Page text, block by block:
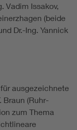
Vadim Issakov,
(beide
Dr.-Ing. Yannick
für ausgezeichnete
Braun (Ruhr-
zum Thema